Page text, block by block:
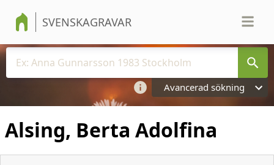
SVENSKAGRAVAR
Avancerad sökning
Alsing, Berta Adolfina